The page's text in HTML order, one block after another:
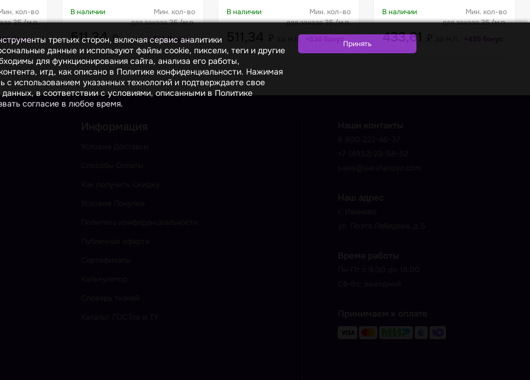
кол-во
35 /м.п.
бонус
В наличии
Мин. кол-во
для заказа 35 /м.п.
511,34 ₽ за м.п. +536 бонус
В наличии
Мин. кол-во
для заказа 35 /м.п.
за м.п. +536 бонус
В наличии
Мин. кол-во
для заказа 35 /м.п.
433,61
Информация Наши контакты
Наш адрес
Время работы
Принимаем к оплате
третьих сторон, включая сервис аналитики
данные и используют файлы cookie, пиксели, теги и другие
для функционирования сайта, анализа его работы,
итд, как описано в Политике конфиденциальности. Нажимая
с использованием указанных технологий и подтверждаете свое
в соответствии с условиями, описанными в Политике
согласие в любое время.